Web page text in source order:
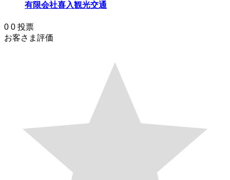
有限会社喜入観光交通
0 0 投票
お客さま評価